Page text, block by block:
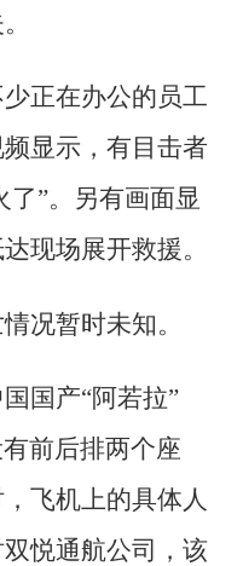
正在办公的员工
显示，有目击者
了”。另有画面显
现场展开救援。
况暂时未知。
国产“阿若拉”
前后排两个座
飞机上的具体人
悦通航公司，该